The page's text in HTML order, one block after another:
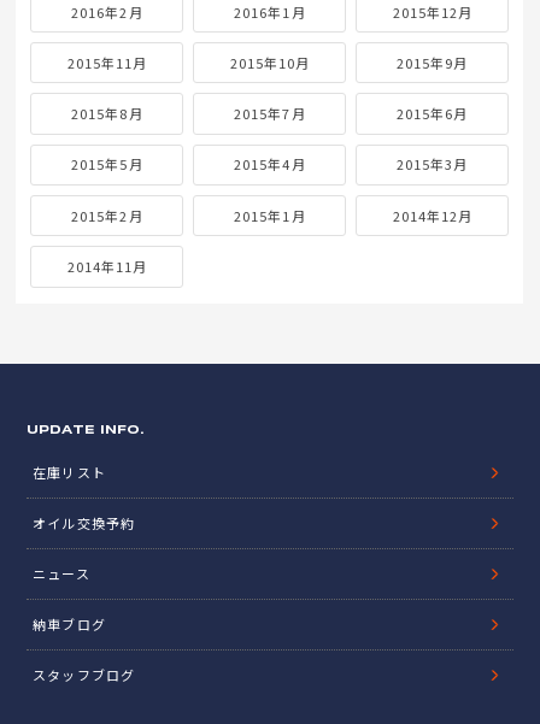
2016年2月 2016年1月 2015年12月
2015年11月 2015年10月 2015年9月
2015年8月 2015年7月 2015年6月
2015年5月 2015年4月 2015年3月
2015年2月 2015年1月 2014年12月
2014年11月
UPDATE INFO.
在庫リスト
オイル交換予約
ニュース
納車ブログ
スタッフブログ